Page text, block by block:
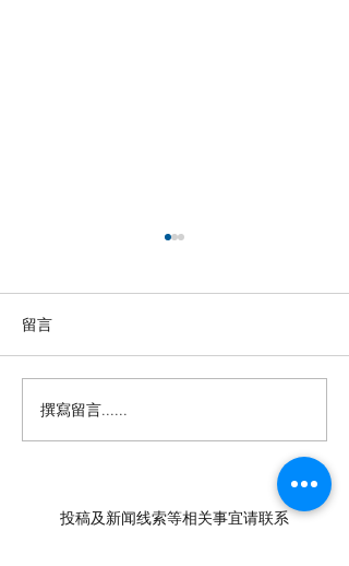
【羊城晚报】“科技+非遗”
引热议！第六届“广东文化
遗产保护与利用”学术座谈
留言
撰寫留言......
投稿及新闻线索等相关事宜请联系